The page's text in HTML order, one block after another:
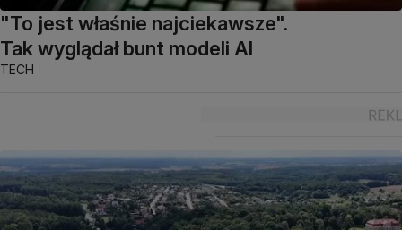
"To jest właśnie najciekawsze".
Tak wyglądał bunt modeli AI
TECH